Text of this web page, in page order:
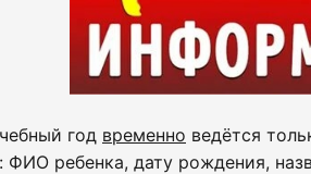
год временно ведётся
ребенка, дату рождения,